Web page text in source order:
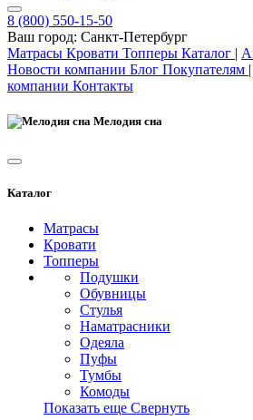
8 (800) 550-15-50
Ваш город: Санкт-Петербург
Матрасы Кровати Топперы Каталог |
Новости компании Блог Покупателям |
компании Контакты
Мелодия сна
Каталог
Матрасы
Кровати
Топперы
Подушки
Обувницы
Стулья
Наматрасники
Одеяла
Пуфы
Тумбы
Комоды
Показать еще Свернуть